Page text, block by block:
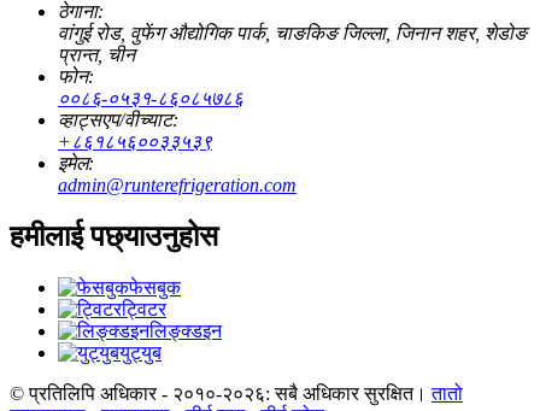
ठेगाना:
वांगुई रोड, वुफेंग औद्योगिक पार्क, चाङकिङ जिल्ला, जिनान शहर, शेडोङ
प्रान्त, चीन
फोन:
००८६-०५३१-८६०८५७८६
व्हाट्सएप/वीच्याट:
+८६१८५६००३३५३९
इमेल:
admin@runterefrigeration.com
हमीलाई पछ्याउनुहोस
फेसबुक
ट्विटर
लिङ्क्डइन
युट्युब
© प्रतिलिपि अधिकार - २०१०-२०२६: सबै अधिकार सुरक्षित। तातो